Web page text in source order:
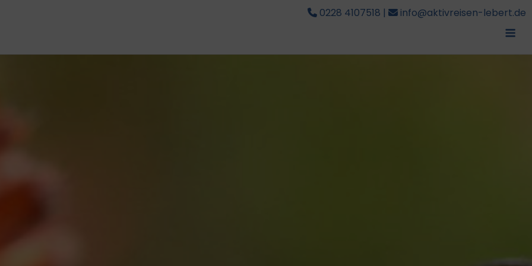
0228 4107518 |
info@aktivreisen-lebert.de